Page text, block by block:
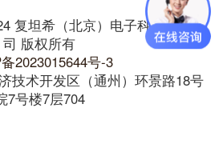
复坦希（北京）电子科技有限公
司 版权所有
2023015644号-3
技术开发区（通州）环景路18号
7号楼7层704